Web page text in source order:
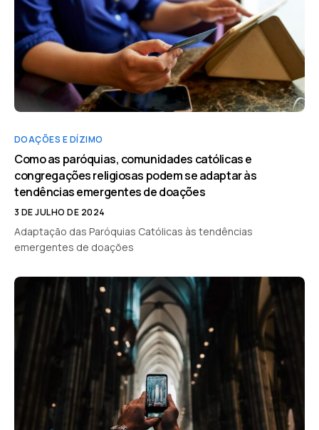
DOAÇÕES E DÍZIMO
Como as paróquias, comunidades católicas e
congregações religiosas podem se adaptar às
tendências emergentes de doações
3 DE JULHO DE 2024
Adaptação das Paróquias Católicas às tendências
emergentes de doações